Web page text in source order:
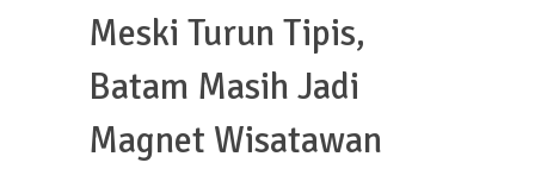
Meski Turun Tipis,
Batam Masih Jadi
Magnet Wisatawan